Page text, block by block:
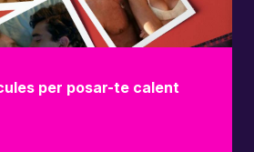
per posar-te calent